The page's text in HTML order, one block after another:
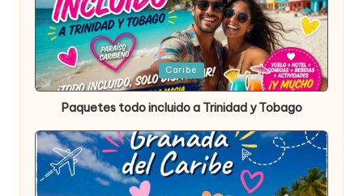
Publicada
en
Caribe
Paquetes todo incluido a Trinidad y Tobago